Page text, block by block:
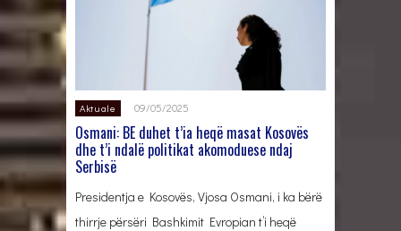
Aktuale 09/05/2025
Osmani: BE duhet t’ia heqë masat Kosovës
dhe t’i ndalë politikat akomoduese ndaj
Serbisë
Presidentja e Kosovës, Vjosa Osmani, i ka bërë
thirrje përsëri Bashkimit Evropian t’i heqë